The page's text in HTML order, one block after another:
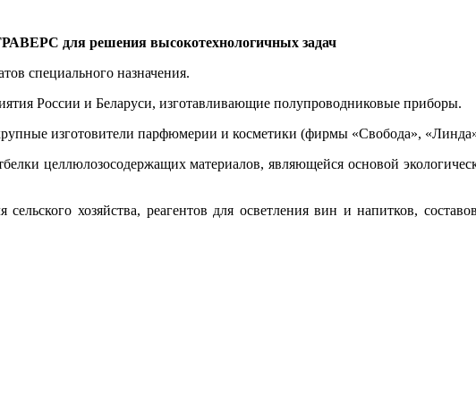
для решения высокотехнологичных задач
специального назначения.
России и Беларуси, изготавливающие полупроводниковые приборы.
изготовители парфюмерии и косметики (фирмы «Свобода»,
целлюлозосодержащих материалов, являющейся основой
хозяйства, реагентов для осветления вин и напитков,